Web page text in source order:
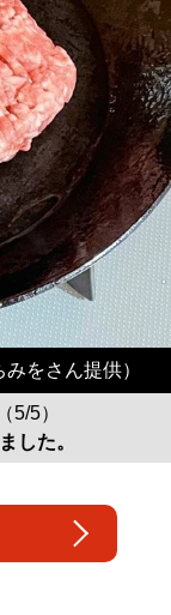
をさん提供）
5/5）
した。